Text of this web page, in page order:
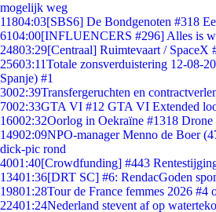
mogelijk weg
11804:03[SBS6] De Bondgenoten #318
6104:00[INFLUENCERS #296] Alles is
24803:29[Centraal] Ruimtevaart / SpaceX
25603:11Totale zonsverduistering 12-08-
Spanje) #1
3002:39Transfergeruchten en
7002:33GTA VI #12 GTA VI Extended
16002:32Oorlog in Oekraïne #1318 Drone
14902:09NPO-manager Menno de Boer
dick-pic rond
4001:40[Crowdfunding] #443
13401:36[DRT SC] #6: RendacGoden
19801:28Tour de France femmes 2026 #4
22401:24Nederland stevent af op